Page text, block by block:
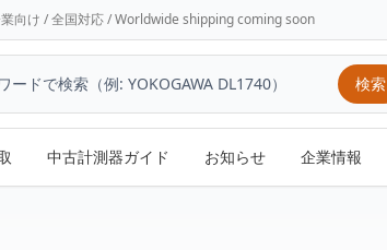
向け / 全国対応 / Worldwide shipping coming soon
検索
中古計測器ガイド お知らせ 企業情報